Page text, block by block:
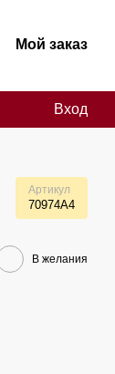
Мой заказ
Вход
Артикул
70974A4
В желания